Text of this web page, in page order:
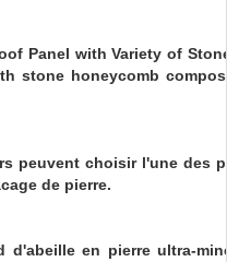
Panel with Variety of
stone honeycomb
peuvent choisir l'une des
de pierre.
d'abeille en pierre ultra-